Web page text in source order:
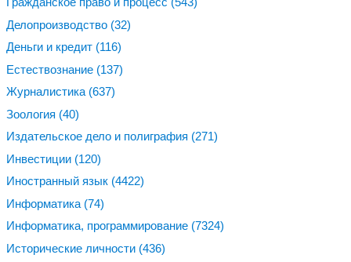
Делопроизводство (32)
Деньги и кредит (116)
Естествознание (137)
Журналистика (637)
Зоология (40)
Издательское дело и полиграфия (271)
Инвестиции (120)
Иностранный язык (4422)
Информатика (74)
Информатика, программирование (7324)
Исторические личности (436)